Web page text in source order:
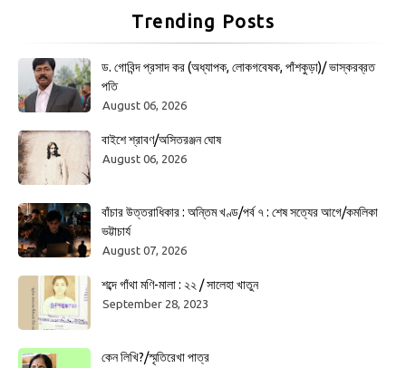
Trending Posts
ড. গোবিন্দ প্রসাদ কর (অধ্যাপক, লোকগবেষক, পাঁশকুড়া)/ ভাস্করব্রত
পতি
August 06, 2026
বাইশে শ্রাবণ/অসিতরঞ্জন ঘোষ
August 06, 2026
বাঁচার উত্তরাধিকার : অন্তিম খণ্ড/পর্ব ৭ : শেষ সত্যের আগে/কমলিকা
ভট্টাচার্য
August 07, 2026
শব্দে গাঁথা মণি-মালা : ২২ / সালেহা খাতুন
September 28, 2023
কেন লিখি?/স্মৃতিরেখা পাত্র